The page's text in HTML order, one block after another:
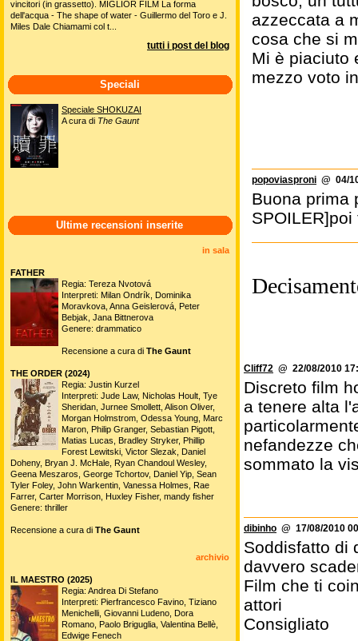
azzeccata a
cosa che si
Mi è piaciuto
mezzo voto
popoviasproni @ 04/
Buona prima
Cliff72 @ 22/08/2010
Discreto film
a tenere alta
nefandezze
sommato la
dibinho @ 17/08/2010
Soddisfatto di
davvero
Film che ti
attori
Consigliato
vincitori (in grassetto). MIGLIOR FILM La forma
dell'acqua - The shape of water - Guillermo del Toro e J.
Miles Dale Chiamami col t...
tutti i post del blog
Speciali
Speciale SHOKUZAI
A cura di The Gaunt
Ultime recensioni inserite
in sala
FATHER
Regia: Tereza Nvotová
Interpreti: Milan Ondrík, Dominika
Moravkova, Anna Geislerová, Peter
Bebjak, Jana Bittnerova
Genere: drammatico
Recensione a cura di The Gaunt
THE ORDER (2024)
Regia: Justin Kurzel
Interpreti: Jude Law, Nicholas Hoult, Tye
Sheridan, Jurnee Smollett, Alison Oliver,
Morgan Holmstrom, Odessa Young, Marc
Maron, Philip Granger, Sebastian Pigott,
Matias Lucas, Bradley Stryker, Phillip
Forest Lewitski, Victor Slezak, Daniel
Doheny, Bryan J. McHale, Ryan Chandoul Wesley,
Geena Meszaros, George Tchortov, Daniel Yip, Sean
Tyler Foley, John Warkentin, Vanessa Holmes, Rae
Farrer, Carter Morrison, Huxley Fisher, mandy fisher
Genere: thriller
Recensione a cura di The Gaunt
archivio
IL MAESTRO (2025)
Regia: Andrea Di Stefano
Interpreti: Pierfrancesco Favino, Tiziano
Menichelli, Giovanni Ludeno, Dora
Romano, Paolo Briguglia, Valentina Bellè,
Edwige Fenech